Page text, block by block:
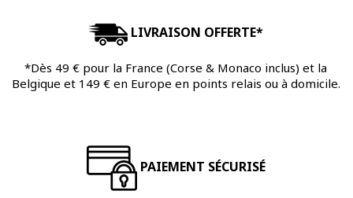
LIVRAISON OFFERTE*
*Dès 49 € pour la France (Corse & Monaco inclus) et la
Belgique et 149 € en Europe en points relais ou à domicile.
PAIEMENT SÉCURISÉ